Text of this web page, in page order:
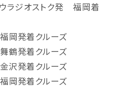
ラジオストク発 福岡着
岡発着クルーズ
鶴発着クルーズ
沢発着クルーズ
岡発着クルーズ